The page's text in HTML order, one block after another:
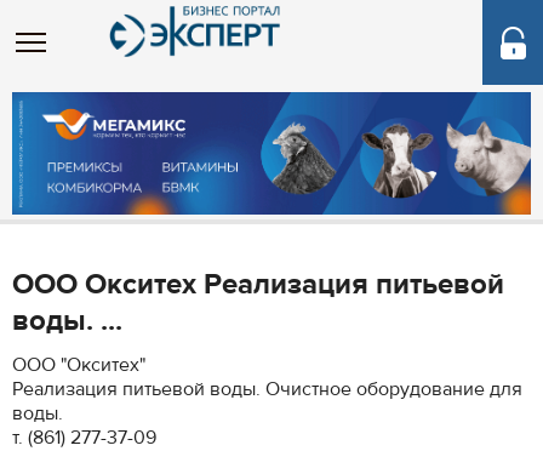
ООО Окситех Реализация питьевой
воды. ...
ООО "Окситех"
Реализация питьевой воды. Очистное оборудование для
воды.
т. (861) 277-37-09